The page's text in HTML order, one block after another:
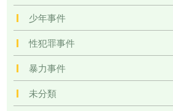
少年事件
性犯罪事件
暴力事件
未分類